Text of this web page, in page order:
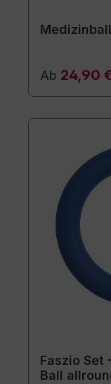
Ab 24,90
Faszio Set
Ball